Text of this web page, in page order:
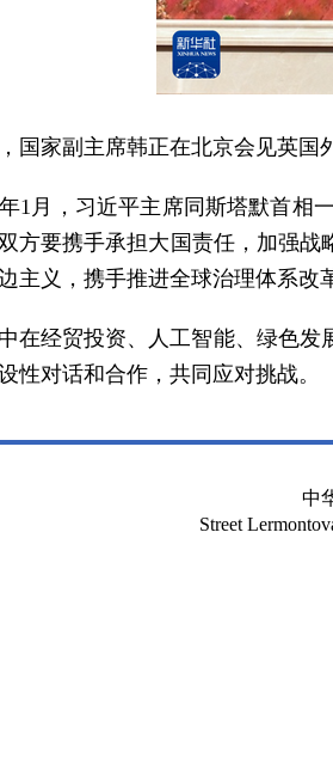
国家副主席韩正在北京会见英国
1月，习近平主席同斯塔默首相
方要携手承担大国责任，加强
主义，携手推进全球治理体系改
在经贸投资、人工智能、绿色
性对话和合作，共同应对挑战。
中
Street